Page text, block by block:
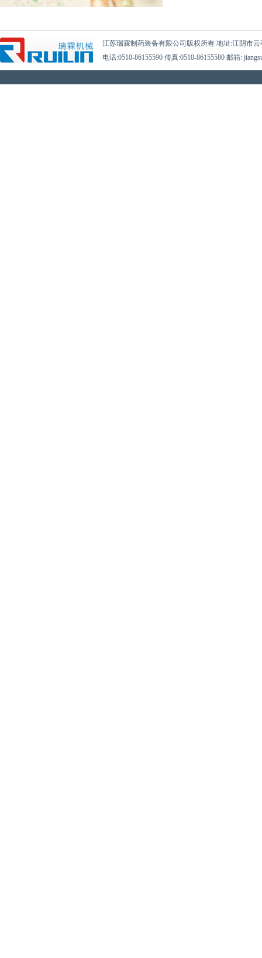
江苏瑞霖制药装备有限公司版权所有 地址:江阴市
电话:0510-86155590 传真:0510-86155580 邮箱: